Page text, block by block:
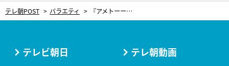
テレ朝POST バラエティ 『アメトーーク！』に7人の同期芸人が集結！デビュー30周年、若手も絶望した“大阪NSC11期”
テレビ朝日 テレ朝動画